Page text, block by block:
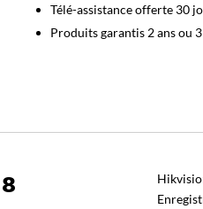
Enregistreur
8
Télé-assistance offerte 30
Produits garantis 2 ans ou